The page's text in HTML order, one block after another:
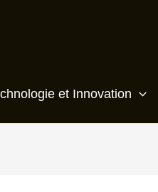
et Innovation